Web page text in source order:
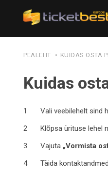
PEALEHT KUIDAS OSTA
Kuidas
Vali veebilehelt sind
Klõpsa ürituse lehel
Vajuta „Vormista
Täida